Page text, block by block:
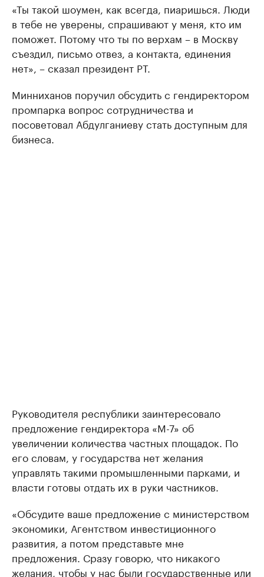
«Ты такой шоумен, как всегда, пиаришься. Люди
в тебе не уверены, спрашивают у меня, кто им
поможет. Потому что ты по верхам – в Москву
съездил, письмо отвез, а контакта, единения
нет», – сказал президент РТ.
Минниханов поручил обсудить с гендиректором
промпарка вопрос сотрудничества и
посоветовал Абдулганиеву стать доступным для
бизнеса.
Руководителя республики заинтересовало
предложение гендиректора «М-7» об
увеличении количества частных площадок. По
его словам, у государства нет желания
управлять такими промышленными парками, и
власти готовы отдать их в руки частников.
«Обсудите ваше предложение с министерством
экономики, Агентством инвестиционного
развития, а потом представьте мне
предложения. Сразу говорю, что никакого
желания, чтобы у нас были государственные или